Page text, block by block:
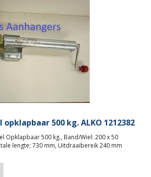
500 kg. ALKO 1212382
Opklapbaar 500 kg., Band/Wiel: 200 x 50
lengte; 730 mm, Uitdraaibereik 240 mm